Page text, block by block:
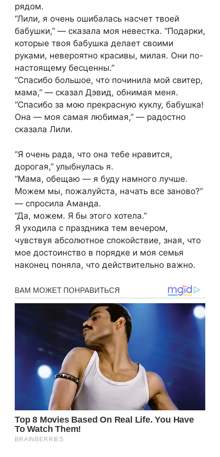
рядом.
“Лили, я очень ошибалась насчет твоей
бабушки,” — сказала моя невестка. “Подарки,
которые твоя бабушка делает своими
руками, невероятно красивы, милая. Они по-
настоящему бесценны.”
“Спасибо большое, что починила мой свитер,
мама,” — сказал Дэвид, обнимая меня.
“Спасибо за мою прекрасную куклу, бабушка!
Она — моя самая любимая,” — радостно
сказала Лили.
“Я очень рада, что она тебе нравится,
дорогая,” улыбнулась я.
“Мама, обещаю — я буду намного лучше.
Можем мы, пожалуйста, начать все заново?”
— спросила Аманда.
“Да, можем. Я бы этого хотела.”
Я уходила с праздника тем вечером,
чувствуя абсолютное спокойствие, зная, что
мое достоинство в порядке и моя семья
наконец поняла, что действительно важно.